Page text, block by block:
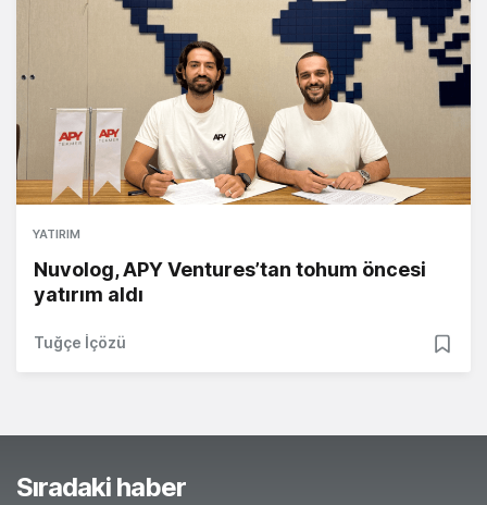
YATIRIM
Nuvolog, APY Ventures’tan tohum öncesi
yatırım aldı
Tuğçe İçözü
Sıradaki haber